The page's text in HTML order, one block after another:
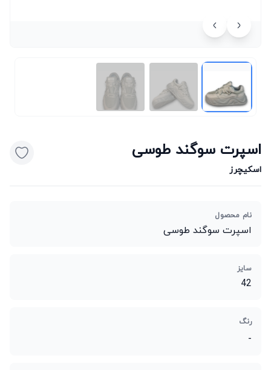
اسپرت سوگند طوسی
اسکیچرز
نام محصول
اسپرت سوگند طوسی
سایز
42
رنگ
-